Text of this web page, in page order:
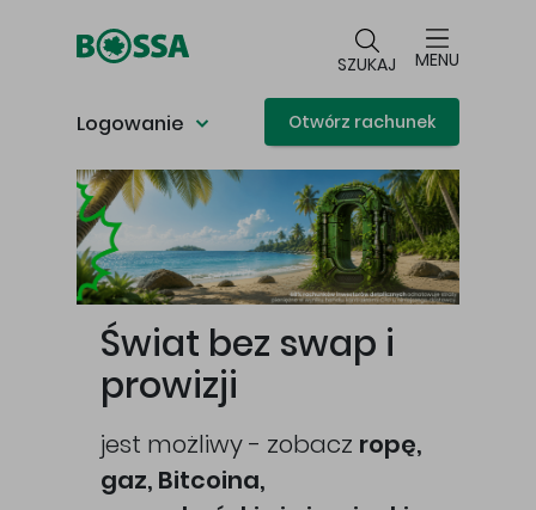
SZUKAJ MENU
Logowanie Otwórz rachunek
Główna treść
Świat bez swap i
prowizji
jest możliwy - zobacz ropę,
gaz, Bitcoina,